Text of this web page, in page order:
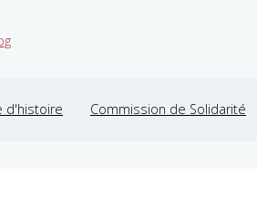
d'histoire Commission de Solidarité